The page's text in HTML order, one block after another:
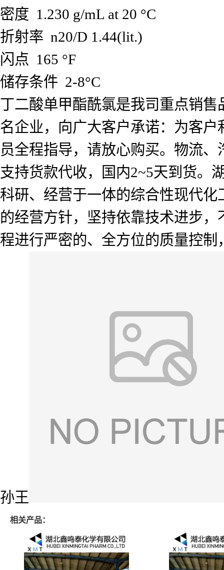
密度 1.230 g/mL at 20 °C
折射率 n20/D 1.44(lit.)
闪点 165 °F
储存条件 2-8°C
丁二酸单甲酯酰氯是我司重点销
名企业，向广大客户承诺：为客
员全程指导，请放心购买。物流
支持货款代收，国内2~5天到货。
科研、经营于一体的综合性现代
的经营方针，坚持依靠技术进步
程进行严密的、全方位的质量控
孙王
相关产品：